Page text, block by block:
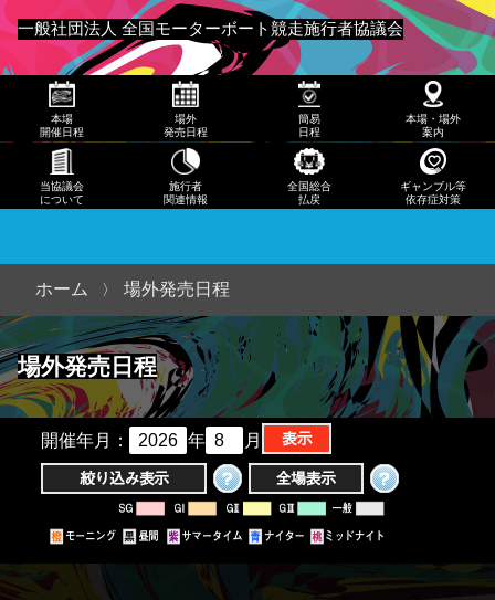
一般社団法人 全国モーターボート競走施行者協議会
メニュー
発売
日程
日程
本
場・
当協
議会
につ
本場
開催日程
場外
発売日程
簡易
日程
本場・場外
案内
当協議会
について
施行者
関連情報
全国総合
払戻
ギャンブル等
依存症対策
ホーム 場外発売日程
場外発売日程
開催年月： 年 月